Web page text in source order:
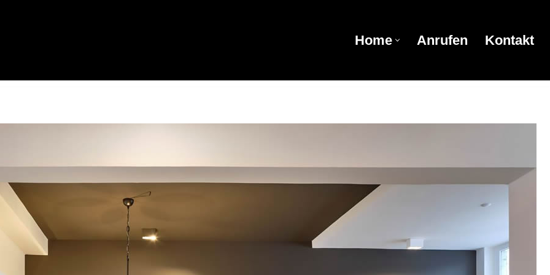
Home Anrufen Kontakt